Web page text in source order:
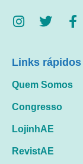
Links rápidos
Quem Somos
Congresso
LojinhAE
RevistAE